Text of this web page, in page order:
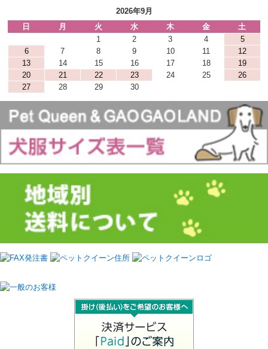
2026年9月
日
月 火 水 木 金
土
1
2 3 4
5
6
7 8 9 10 11
12
13
14 15 16 17 18
19
20
21 22 23 24 25
26
27
28 29 30